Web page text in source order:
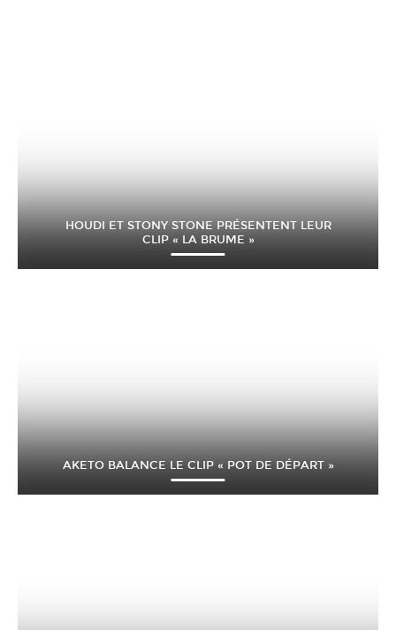
HOUDI ET STONY STONE PRÉSENTENT LEUR
CLIP « LA BRUME »
AKETO BALANCE LE CLIP « POT DE DÉPART »